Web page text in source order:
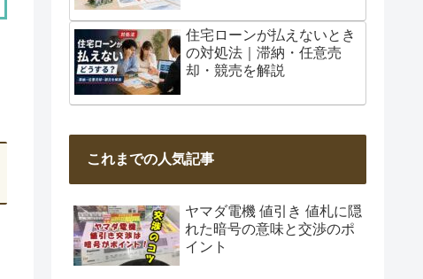
住宅ローンが払えないとき
の対処法｜滞納・任意売
却・競売を解説
これまでの人気記事
ヤマダ電機 値引き 値札に隠
れた暗号の意味と交渉のポ
イント